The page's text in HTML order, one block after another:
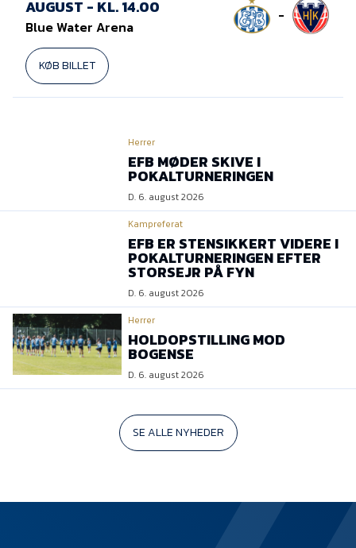
AUGUST - KL. 14.00
Blue Water Arena
KØB BILLET
-
Herrer
EFB MØDER SKIVE I
POKALTURNERINGEN
D. 6. august 2026
Kampreferat
EFB ER STENSIKKERT VIDERE I
POKALTURNERINGEN EFTER
STORSEJR PÅ FYN
D. 6. august 2026
Herrer
HOLDOPSTILLING MOD
BOGENSE
D. 6. august 2026
SE ALLE NYHEDER